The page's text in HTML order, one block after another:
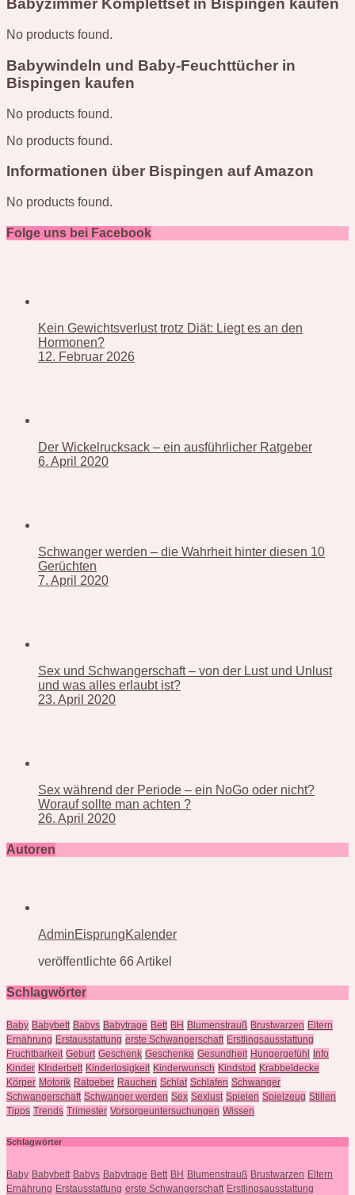
Babyzimmer Komplettset in Bispingen kaufen
No products found.
Babywindeln und Baby-Feuchttücher in
Bispingen kaufen
No products found.
No products found.
Informationen über Bispingen auf Amazon
No products found.
Folge uns bei Facebook
Kein Gewichtsverlust trotz Diät: Liegt es an den
Hormonen?
12. Februar 2026
Der Wickelrucksack – ein ausführlicher Ratgeber
6. April 2020
Schwanger werden – die Wahrheit hinter diesen 10
Gerüchten
7. April 2020
Sex und Schwangerschaft – von der Lust und Unlust
und was alles erlaubt ist?
23. April 2020
Sex während der Periode – ein NoGo oder nicht?
Worauf sollte man achten ?
26. April 2020
Autoren
AdminEisprungKalender
veröffentlichte 66 Artikel
Schlagwörter
Baby Babybett Babys Babytrage Bett BH Blumenstrauß Brustwarzen Eltern
Ernährung Erstausstattung erste Schwangerschaft Erstlingsausstattung
Fruchtbarkeit Geburt Geschenk Geschenke Gesundheit Hungergefühl Info
Kinder KInderbett Kinderlosigkeit Kinderwunsch Kindstod Krabbeldecke
Körper Motorik Ratgeber Rauchen Schlaf Schlafen Schwanger
Schwangerschaft Schwanger werden Sex Sexlust Spielen Spielzeug Stillen
Tipps Trends Trimester Vorsorgeuntersuchungen Wissen
Schlagwörter
Baby Babybett Babys Babytrage Bett BH Blumenstrauß Brustwarzen Eltern
Ernährung Erstausstattung erste Schwangerschaft Erstlingsausstattung